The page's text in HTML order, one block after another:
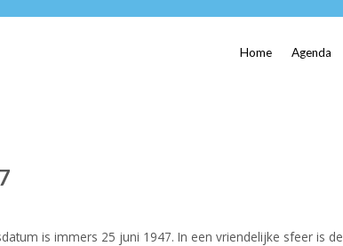
Home Agenda
is immers 25 juni 1947. In een vriendelijke sfeer is de